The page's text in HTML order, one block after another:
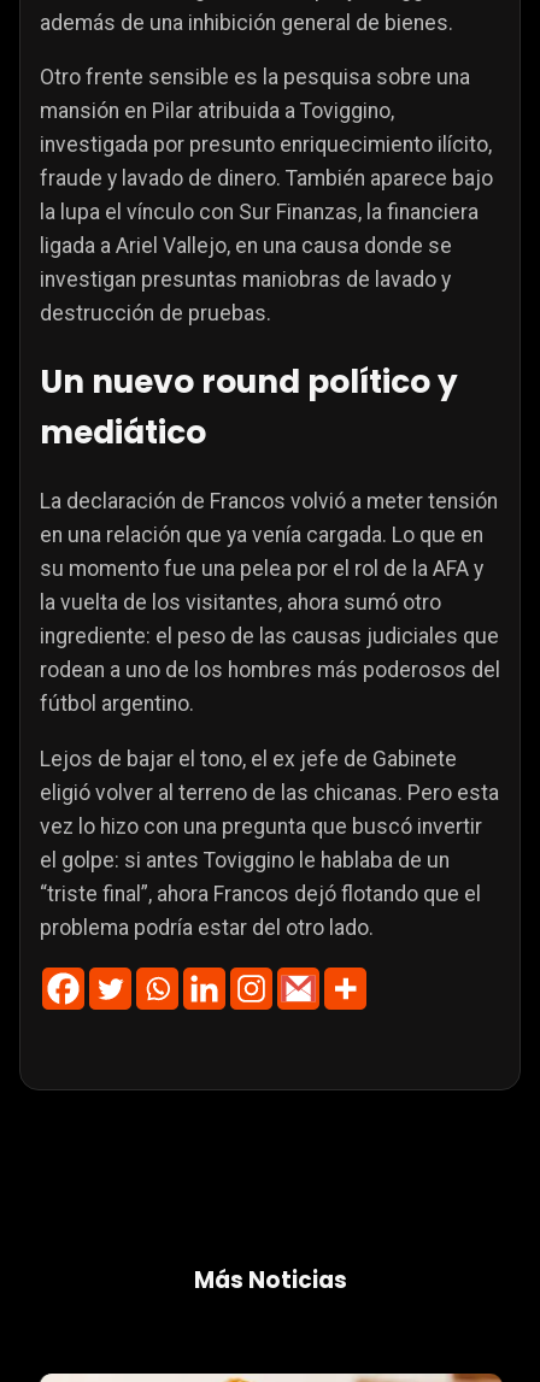
además de una inhibición general de bienes.
Otro frente sensible es la pesquisa sobre una
mansión en Pilar atribuida a Toviggino,
investigada por presunto enriquecimiento ilícito,
fraude y lavado de dinero. También aparece bajo
la lupa el vínculo con Sur Finanzas, la financiera
ligada a Ariel Vallejo, en una causa donde se
investigan presuntas maniobras de lavado y
destrucción de pruebas.
Un nuevo round político y
mediático
La declaración de Francos volvió a meter tensión
en una relación que ya venía cargada. Lo que en
su momento fue una pelea por el rol de la AFA y
la vuelta de los visitantes, ahora sumó otro
ingrediente: el peso de las causas judiciales que
rodean a uno de los hombres más poderosos del
fútbol argentino.
Lejos de bajar el tono, el ex jefe de Gabinete
eligió volver al terreno de las chicanas. Pero esta
vez lo hizo con una pregunta que buscó invertir
el golpe: si antes Toviggino le hablaba de un
“triste final”, ahora Francos dejó flotando que el
problema podría estar del otro lado.
Más Noticias